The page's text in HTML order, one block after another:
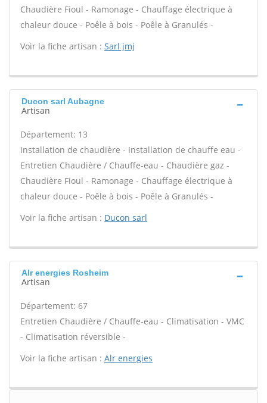
Chaudière Fioul - Ramonage - Chauffage électrique à
chaleur douce - Poêle à bois - Poêle à Granulés -
Voir la fiche artisan : Sarl jmj
Ducon sarl Aubagne
Artisan
Département: 13
Installation de chaudière - Installation de chauffe eau -
Entretien Chaudière / Chauffe-eau - Chaudière gaz -
Chaudière Fioul - Ramonage - Chauffage électrique à
chaleur douce - Poêle à bois - Poêle à Granulés -
Voir la fiche artisan : Ducon sarl
Alr energies Rosheim
Artisan
Département: 67
Entretien Chaudière / Chauffe-eau - Climatisation - VMC
- Climatisation réversible -
Voir la fiche artisan : Alr energies